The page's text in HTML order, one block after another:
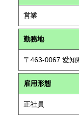
営業
勤務地
〒463-0067 愛知
雇用形態
正社員